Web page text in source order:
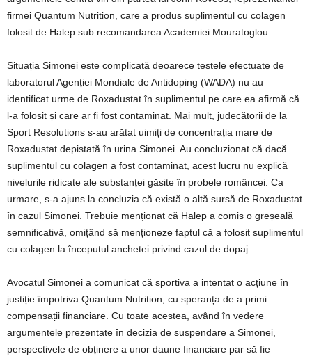
firmei Quantum Nutrition, care a produs suplimentul cu colagen
folosit de Halep sub recomandarea Academiei Mouratoglou.
Situația Simonei este complicată deoarece testele efectuate de
laboratorul Agenției Mondiale de Antidoping (WADA) nu au
identificat urme de Roxadustat în suplimentul pe care ea afirmă că
l-a folosit și care ar fi fost contaminat. Mai mult, judecătorii de la
Sport Resolutions s-au arătat uimiți de concentrația mare de
Roxadustat depistată în urina Simonei. Au concluzionat că dacă
suplimentul cu colagen a fost contaminat, acest lucru nu explică
nivelurile ridicate ale substanței găsite în probele româncei. Ca
urmare, s-a ajuns la concluzia că există o altă sursă de Roxadustat
în cazul Simonei. Trebuie menționat că Halep a comis o greșeală
semnificativă, omițând să menționeze faptul că a folosit suplimentul
cu colagen la începutul anchetei privind cazul de dopaj.
Avocatul Simonei a comunicat că sportiva a intentat o acțiune în
justiție împotriva Quantum Nutrition, cu speranța de a primi
compensații financiare. Cu toate acestea, având în vedere
argumentele prezentate în decizia de suspendare a Simonei,
perspectivele de obținere a unor daune financiare par să fie